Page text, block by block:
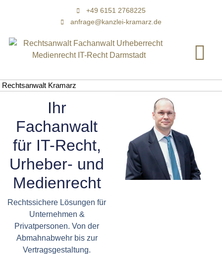
+49 6151 2768225
anfrage@kanzlei-kramarz.de
Rechtsanwalt Kramarz
Ihr
Fachanwalt
für IT-Recht,
Urheber- und
Medienrecht
Rechtssichere Lösungen für
Unternehmen &
Privatpersonen. Von der
Abmahnabwehr bis zur
Vertragsgestaltung.